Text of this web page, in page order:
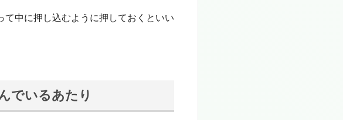
て中に押し込むように押しておくといい
でいるあたり